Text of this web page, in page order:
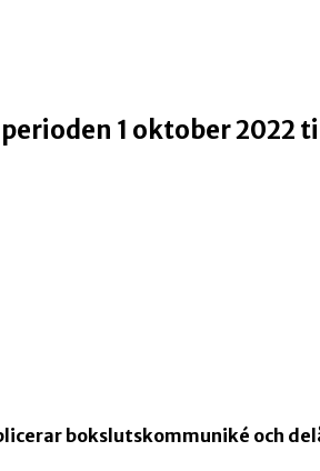
1 oktober 2022
bokslutskommuniké och